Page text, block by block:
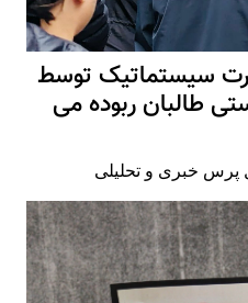
سیستماتیک توسط
طالبان ربوده می
پرس خبری و تحلیلی